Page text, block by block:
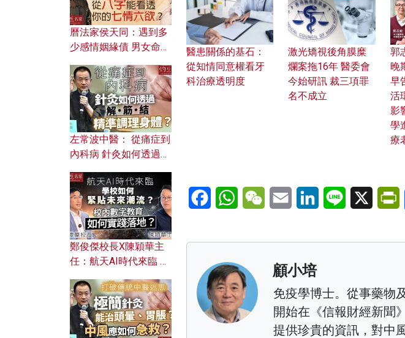
醫患關係的基石：
從知情同意權看牙
科治療透明度
激光矯視後角膜糜
爛案拖16年 醫委會
今始研訊 裁三項罪
名不成立
郭
晚
早
活
影
學
療
FacebookWhatsAppWeChatEmail LinkedInLine X
顧小培
免疫學博士。從事藥物
開始在《信報財經新聞
提供珍貴的資訊，對中
曆法家侯天同：遇到多
少感情姻緣債 男女命途
的七情六欲？
左常波中醫： 從痛症到
內科病 針灸如何透過解
鄭俊傑校長X陳穎華主
任：航天AI時代來臨 學
校內數字教育如何實踐
落地？